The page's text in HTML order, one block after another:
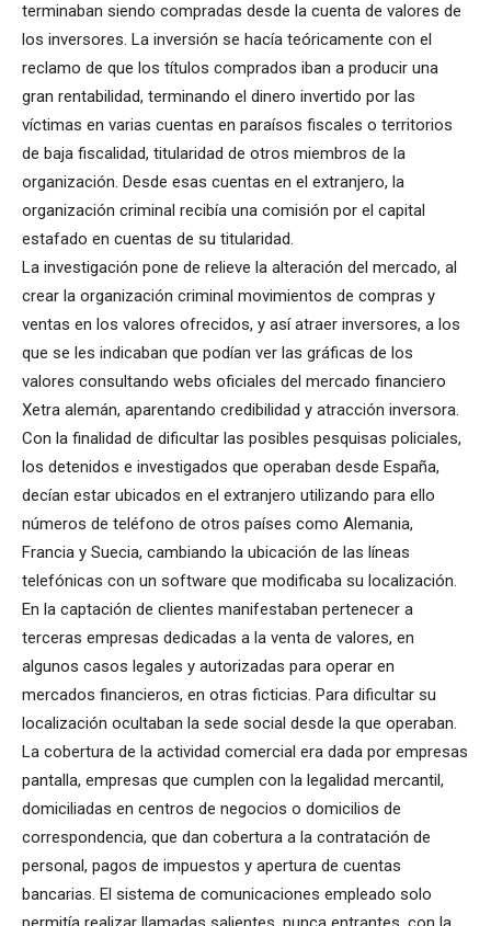
terminaban siendo compradas desde la cuenta de valores de
los inversores. La inversión se hacía teóricamente con el
reclamo de que los títulos comprados iban a producir una
gran rentabilidad, terminando el dinero invertido por las
víctimas en varias cuentas en paraísos fiscales o territorios
de baja fiscalidad, titularidad de otros miembros de la
organización. Desde esas cuentas en el extranjero, la
organización criminal recibía una comisión por el capital
estafado en cuentas de su titularidad.
La investigación pone de relieve la alteración del mercado, al
crear la organización criminal movimientos de compras y
ventas en los valores ofrecidos, y así atraer inversores, a los
que se les indicaban que podían ver las gráficas de los
valores consultando webs oficiales del mercado financiero
Xetra alemán, aparentando credibilidad y atracción inversora.
Con la finalidad de dificultar las posibles pesquisas policiales,
los detenidos e investigados que operaban desde España,
decían estar ubicados en el extranjero utilizando para ello
números de teléfono de otros países como Alemania,
Francia y Suecia, cambiando la ubicación de las líneas
telefónicas con un software que modificaba su localización.
En la captación de clientes manifestaban pertenecer a
terceras empresas dedicadas a la venta de valores, en
algunos casos legales y autorizadas para operar en
mercados financieros, en otras ficticias. Para dificultar su
localización ocultaban la sede social desde la que operaban.
La cobertura de la actividad comercial era dada por empresas
pantalla, empresas que cumplen con la legalidad mercantil,
domiciliadas en centros de negocios o domicilios de
correspondencia, que dan cobertura a la contratación de
personal, pagos de impuestos y apertura de cuentas
bancarias. El sistema de comunicaciones empleado solo